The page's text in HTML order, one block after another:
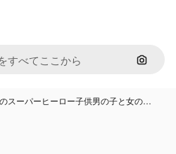
画像で
スーパーヒーロー子供男の子と女の…